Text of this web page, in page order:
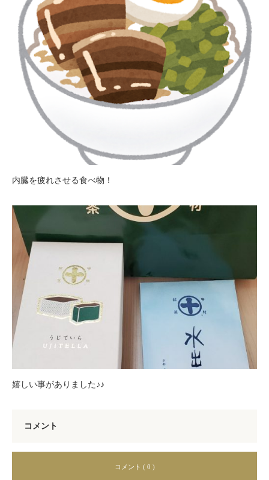
内臓を疲れさせる食べ物！
嬉しい事がありました♪♪
コメント
コメント ( 0 )